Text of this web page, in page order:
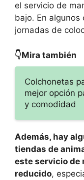
el servicio de
bajo. En algunos
jornadas de
👇Mira también
Colchonetas
mejor opción
y comodidad
Además, hay
tiendas de
este servicio de
reducido,